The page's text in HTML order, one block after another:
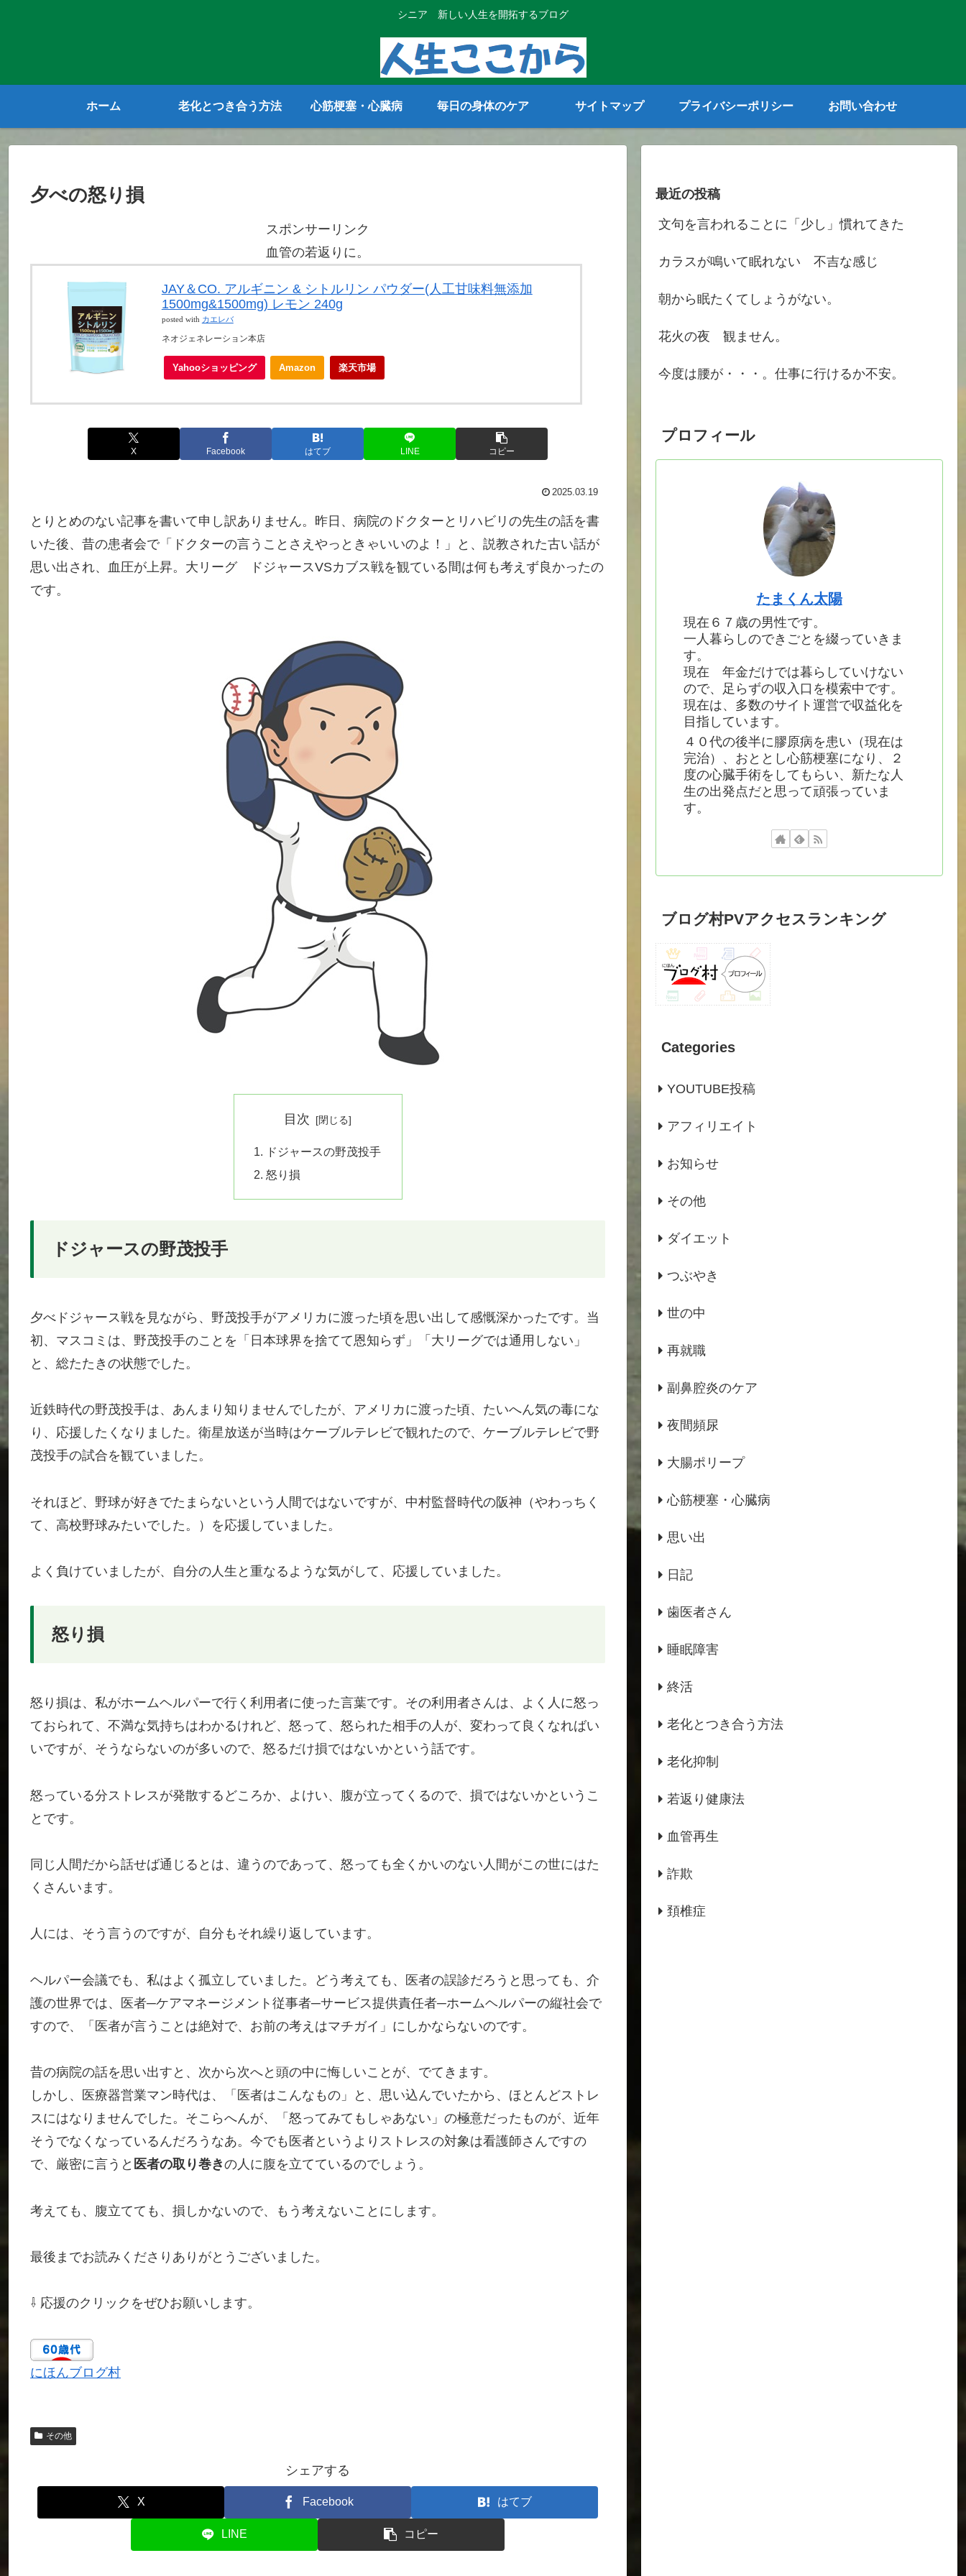
シニア 新しい人生を開拓するブログ
ホーム 老化とつき合う方法 心筋梗塞・心臓病 毎日の身体のケア サイトマップ プライバシーポリシー お問い合わせ
夕べの怒り損
スポンサーリンク
血管の若返りに。
JAY＆CO. アルギニン & シトルリン パウダー(人工甘味料無添加
1500mg&1500mg) レモン 240g
posted with カエレバ
ネオジェネレーション本店
Yahooショッピング Amazon 楽天市場
X Facebook はてブ LINE コピー
2025.03.19
とりとめのない記事を書いて申し訳ありません。昨日、病院のドクターとリハビリの先生の話を書
いた後、昔の患者会で「ドクターの言うことさえやっときゃいいのよ！」と、説教された古い話が
思い出され、血圧が上昇。大リーグ ドジャースVSカブス戦を観ている間は何も考えず良かったの
です。
目次
ドジャースの野茂投手
怒り損
ドジャースの野茂投手
夕べドジャース戦を見ながら、野茂投手がアメリカに渡った頃を思い出して感慨深かったです。当
初、マスコミは、野茂投手のことを「日本球界を捨てて恩知らず」「大リーグでは通用しない」
と、総たたきの状態でした。
近鉄時代の野茂投手は、あんまり知りませんでしたが、アメリカに渡った頃、たいへん気の毒にな
り、応援したくなりました。衛星放送が当時はケーブルテレビで観れたので、ケーブルテレビで野
茂投手の試合を観ていました。
それほど、野球が好きでたまらないという人間ではないですが、中村監督時代の阪神（やわっちく
て、高校野球みたいでした。）を応援していました。
よく負けていましたが、自分の人生と重なるような気がして、応援していました。
怒り損
怒り損は、私がホームヘルパーで行く利用者に使った言葉です。その利用者さんは、よく人に怒っ
ておられて、不満な気持ちはわかるけれど、怒って、怒られた相手の人が、変わって良くなればい
いですが、そうならないのが多いので、怒るだけ損ではないかという話です。
怒っている分ストレスが発散するどころか、よけい、腹が立ってくるので、損ではないかというこ
とです。
同じ人間だから話せば通じるとは、違うのであって、怒っても全くかいのない人間がこの世にはた
くさんいます。
人には、そう言うのですが、自分もそれ繰り返しています。
ヘルパー会議でも、私はよく孤立していました。どう考えても、医者の誤診だろうと思っても、介
護の世界では、医者─ケアマネージメント従事者─サービス提供責任者─ホームヘルパーの縦社会で
すので、「医者が言うことは絶対で、お前の考えはマチガイ」にしかならないのです。
昔の病院の話を思い出すと、次から次へと頭の中に悔しいことが、でてきます。
しかし、医療器営業マン時代は、「医者はこんなもの」と、思い込んでいたから、ほとんどストレ
スにはなりませんでした。そこらへんが、「怒ってみてもしゃあない」の極意だったものが、近年
そうでなくなっているんだろうなあ。今でも医者というよりストレスの対象は看護師さんですの
で、厳密に言うと 医者の取り巻きの人に腹を立てているのでしょう。
考えても、腹立てても、損しかないので、もう考えないことにします。
最後までお読みくださりありがとうございました。
⇩ 応援のクリックをぜひお願いします。
にほんブログ村
その他
シェアする
X Facebook はてブ
LINE コピー
最近の投稿
文句を言われることに「少し」慣れてきた
カラスが鳴いて眠れない 不吉な感じ
朝から眠たくてしょうがない。
花火の夜 観ません。
今度は腰が・・・。仕事に行けるか不安。
プロフィール
たまくん太陽
現在６７歳の男性です。
一人暮らしのできごとを綴っていきま
す。
現在 年金だけでは暮らしていけない
ので、足らずの収入口を模索中です。
現在は、多数のサイト運営で収益化を
目指しています。
４０代の後半に膠原病を患い（現在は
完治）、おととし心筋梗塞になり、２
度の心臓手術をしてもらい、新たな人
生の出発点だと思って頑張っていま
す。
ブログ村PVアクセスランキング
Categories
YOUTUBE投稿
アフィリエイト
お知らせ
その他
ダイエット
つぶやき
世の中
再就職
副鼻腔炎のケア
夜間頻尿
大腸ポリープ
心筋梗塞・心臓病
思い出
日記
歯医者さん
睡眠障害
終活
老化とつき合う方法
老化抑制
若返り健康法
血管再生
詐欺
頚椎症